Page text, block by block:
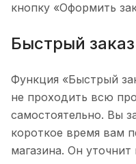
кнопку «Оформить
Быстрый заказ
Функция «Быстрый
не проходить всю
самостоятельно. Вы
короткое время вам
магазина. Он уточнит